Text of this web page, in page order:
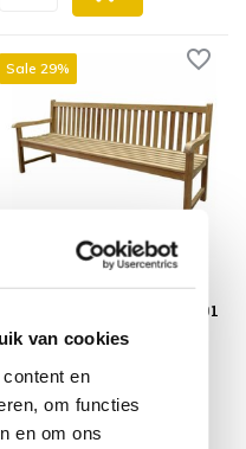
van cookies
en
om functies
en om ons
Sale 29%
Concord tuinbank 220xH91
cm teak